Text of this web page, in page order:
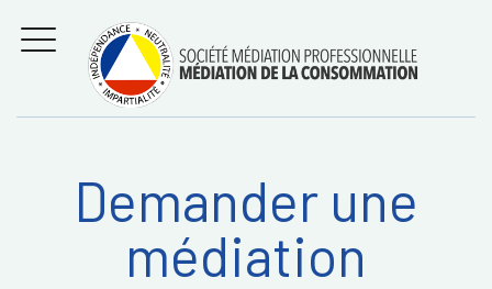
Régler les litiges
entre
consommateurs et
professionnels avec
la médiation de la
consommation
MENU
Recherche
Demander une
médiation